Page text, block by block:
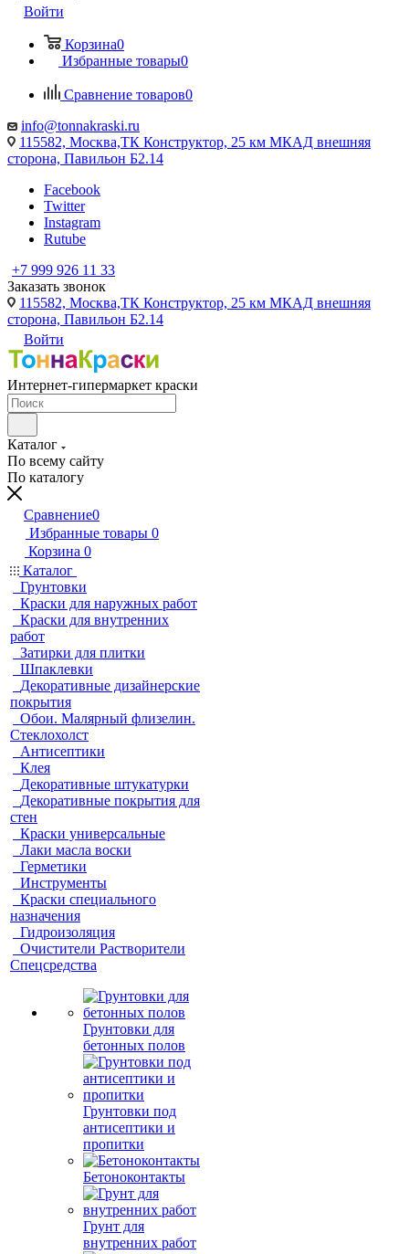
Войти
Корзина0
Избранные товары0
Сравнение товаров0
info@tonnakraski.ru
115582, Москва,ТК Конструктор, 25 км МКАД внешняя
сторона, Павильон Б2.14
Facebook
Twitter
Instagram
Rutube
+7 999 926 11 33
Заказать звонок
115582, Москва,ТК Конструктор, 25 км МКАД внешняя
сторона, Павильон Б2.14
Войти
Интернет-гипермаркет краски
Каталог
По всему сайту
По каталогу
Сравнение0
Избранные товары 0
Корзина 0
Каталог
Грунтовки
Краски для наружных работ
Краски для внутренних
работ
Затирки для плитки
Шпаклевки
Декоративные дизайнерские
покрытия
Обои. Малярный флизелин.
Стеклохолст
Антисептики
Клея
Декоративные штукатурки
Декоративные покрытия для
стен
Краски универсальные
Лаки масла воски
Герметики
Инструменты
Краски специального
назначения
Гидроизоляция
Очистители Растворители
Спецсредства
Грунтовки для
бетонных полов
Грунтовки под
антисептики и
пропитки
Бетоноконтакты
Грунт для
внутренних работ